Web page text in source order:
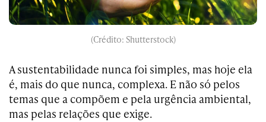
(Crédito: Shutterstock)
A sustentabilidade nunca foi simples, mas hoje ela
é, mais do que nunca, complexa. E não só pelos
temas que a compõem e pela urgência ambiental,
mas pelas relações que exige.